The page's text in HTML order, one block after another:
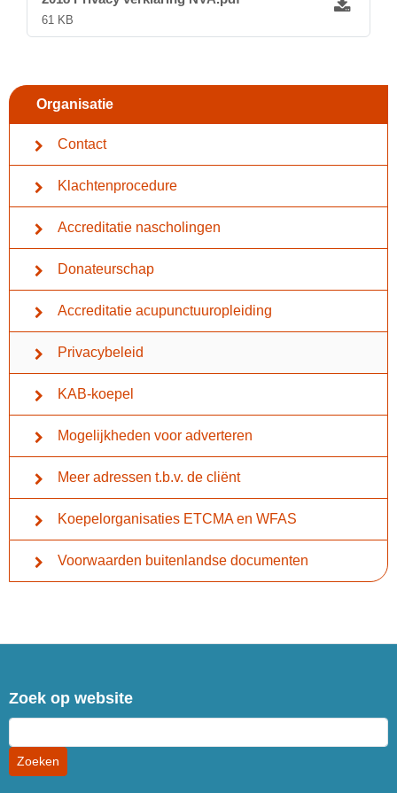
Organisatie
Contact
Klachtenprocedure
Accreditatie nascholingen
Donateurschap
Accreditatie acupunctuuropleiding
Privacybeleid
KAB-koepel
Mogelijkheden voor adverteren
Meer adressen t.b.v. de cliënt
Koepelorganisaties ETCMA en WFAS
Voorwaarden buitenlandse documenten
61 KB
Zoek op website